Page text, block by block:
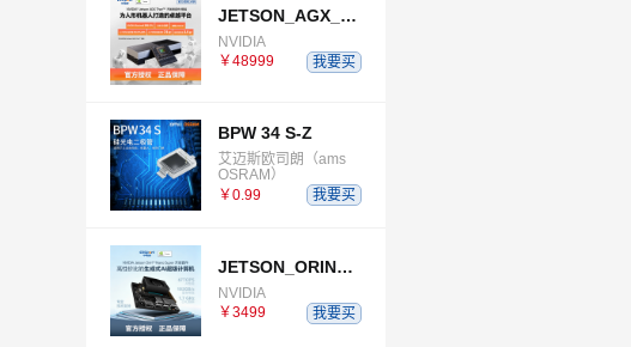
JETSON_AGX_THOR_DEVELOPER_KIT
NVIDIA
￥48999
我要买
BPW 34 S-Z
艾迈斯欧司朗（ams
OSRAM）
￥0.99
我要买
JETSON_ORIN_NANO_SUPER_DEVELOPER_KIT
NVIDIA
￥3499
我要买